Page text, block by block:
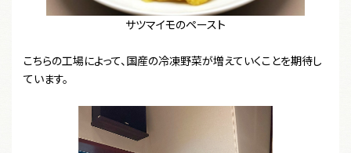
サツマイモのペースト
こちらの工場によって、国産の冷凍野菜が増えていくことを期待し
ています。